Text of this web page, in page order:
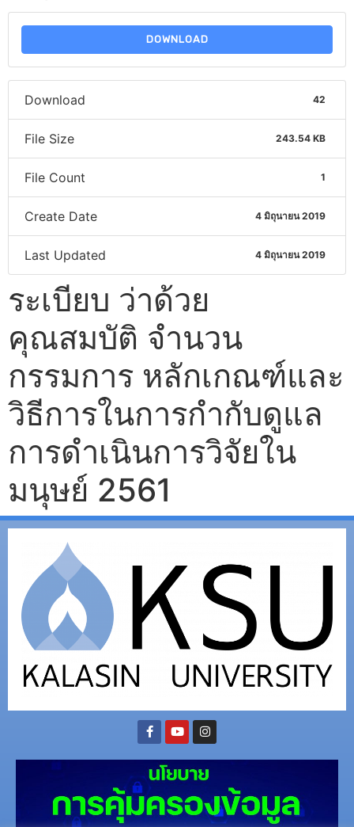
DOWNLOAD
Download 42
File Size 243.54 KB
File Count 1
Create Date 4 มิถุนายน 2019
Last Updated 4 มิถุนายน 2019
ระเบียบ ว่าด้วย
คุณสมบัติ จำนวน
กรรมการ หลักเกณฑ์และ
วิธีการในการกำกับดูแล
การดำเนินการวิจัยใน
มนุษย์ 2561